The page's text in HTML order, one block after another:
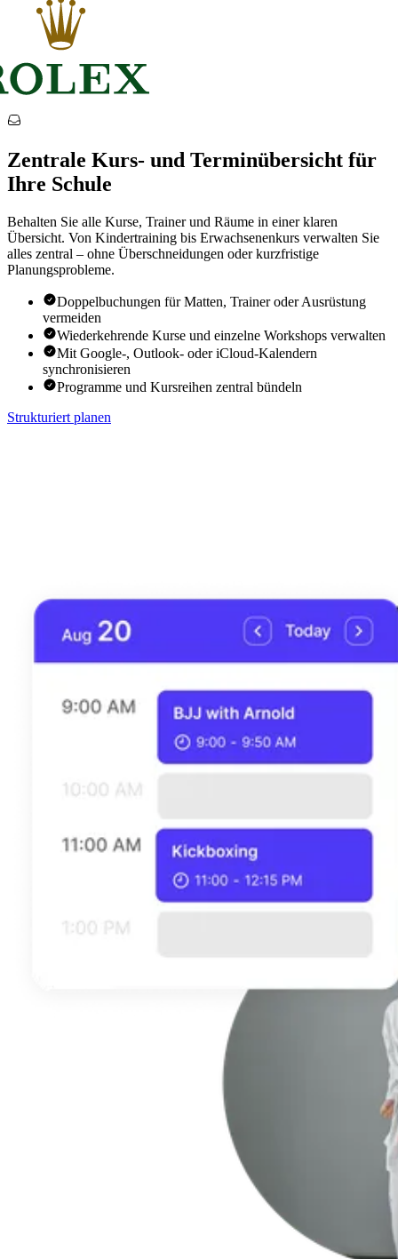
Zentrale Kurs- und Terminübersicht für
Ihre Schule
Behalten Sie alle Kurse, Trainer und Räume in einer klaren
Übersicht. Von Kindertraining bis Erwachsenenkurs verwalten Sie
alles zentral – ohne Überschneidungen oder kurzfristige
Planungsprobleme.
Doppelbuchungen für Matten, Trainer oder Ausrüstung
vermeiden
Wiederkehrende Kurse und einzelne Workshops verwalten
Mit Google-, Outlook- oder iCloud-Kalendern
synchronisieren
Programme und Kursreihen zentral bündeln
Strukturiert planen